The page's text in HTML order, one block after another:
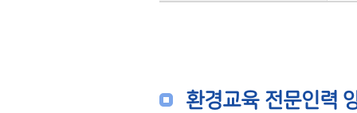
환경교육 전문인력